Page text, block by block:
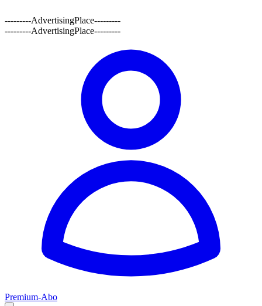
---------AdvertisingPlace---------
---------AdvertisingPlace---------
Premium-Abo